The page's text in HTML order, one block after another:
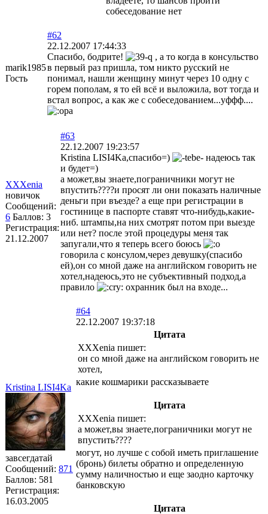
собеседование нет
marik1985
Гость
#62
22.12.2007 17:44:33
Спасибо, бодрите!
, а то когда в консульство
в первый раз пришла, том никто русский не
понимал, нашли женщину минут через 10 одну с
горем пополам, я то ей всё и выложила, вот тогда и
встал вопрос, а как же с собеседованием...уффф....
XXXenia
новичок
Сообщений:
6 Баллов: 3
Регистрация:
21.12.2007
#63
22.12.2007 19:23:57
Kristina LISI4Ka,спасибо=)
надеюсь так
и будет=)
а может,вы знаете,пограничники могут не
впустить????и просят ли они показать наличные
деньги при въезде? а еще при регистрации в
гостинице в паспорте ставят что-нибудь,какие-
ниб. штампы,на них смотрят потом при выезде
или нет? после этой процедуры меня так
запугали,что я теперь всего боюсь
говорила с консулом,через девушку(спасибо
ей),он со мной даже на английском говорить не
хотел,надеюсь,это не субъективный подход,а
правило
охранник был на входе...
Kristina LISI4Ka
завсегдатай
Сообщений: 871
Баллов: 581
Регистрация:
16.03.2005
#64
22.12.2007 19:37:18
Цитата
XXXenia пишет:
он со мной даже на английском говорить не
хотел,
какие кошмарики рассказываете
Цитата
XXXenia пишет:
а может,вы знаете,пограничники могут не
впустить????
могут, но лучше с собой иметь приглашение
(бронь) билеты обратно и определенную
сумму наличностью и еще заодно карточку
банковскую
Цитата